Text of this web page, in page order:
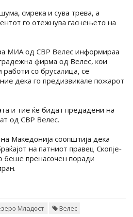
смрека и сува трева, а
го отежнува гаснењето на
МИА од СВР Велес информираа
фирма од Велес, кои
со брусалица, се
дека го предизвикале пожарот
и тие ќе бидат предадени на
од СВР Велес.
Македонија соопштија дека
на патниот правец Скопје-
беше пренасочен поради
Младост Велес